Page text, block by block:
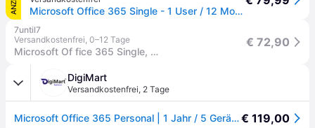
Microsoft Office 365 Single - 1 User / 12 Monate
7until7
Versandkostenfrei, 0–12 Tage
Microsoft Of fice 365 Single, 5 Geräte, 1 Jahr, PC/MAC/Android
€ 72,90
DigiMart
Versandkostenfrei, 2 Tage
Microsoft Office 365 Personal | 1 Jahr / 5 Geräte-Lizenz | Sofortaktivierung€ 119,00